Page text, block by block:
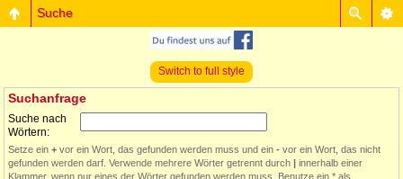
Suche
Switch to full style
Suchanfrage
Suche nach
Wörtern:
Setze ein + vor ein Wort, das gefunden werden muss und ein - vor ein Wort, das nicht
gefunden werden darf. Verwende mehrere Wörter getrennt durch | innerhalb einer
Klammer, wenn nur eines der Wörter gefunden werden muss. Benutze ein * als